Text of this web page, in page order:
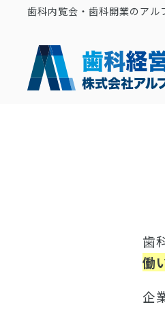
歯科内覧会・歯科開業のア
歯
働
企